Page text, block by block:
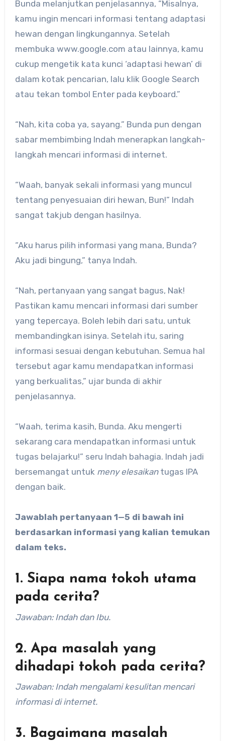
Bunda melanjutkan penjelasannya, “Misalnya,
kamu ingin mencari informasi tentang adaptasi
hewan dengan lingkungannya. Setelah
membuka www.google.com atau lainnya, kamu
cukup mengetik kata kunci ‘adaptasi hewan’ di
dalam kotak pencarian, lalu klik Google Search
atau tekan tombol Enter pada keyboard.”
“Nah, kita coba ya, sayang.” Bunda pun dengan
sabar membimbing Indah menerapkan langkah-
langkah mencari informasi di internet.
“Waah, banyak sekali informasi yang muncul
tentang penyesuaian diri hewan, Bun!” Indah
sangat takjub dengan hasilnya.
“Aku harus pilih informasi yang mana, Bunda?
Aku jadi bingung,” tanya Indah.
“Nah, pertanyaan yang sangat bagus, Nak!
Pastikan kamu mencari informasi dari sumber
yang tepercaya. Boleh lebih dari satu, untuk
membandingkan isinya. Setelah itu, saring
informasi sesuai dengan kebutuhan. Semua hal
tersebut agar kamu mendapatkan informasi
yang berkualitas,” ujar bunda di akhir
penjelasannya.
“Waah, terima kasih, Bunda. Aku mengerti
sekarang cara mendapatkan informasi untuk
tugas belajarku!” seru Indah bahagia. Indah jadi
bersemangat untuk meny elesaikantugas IPA
dengan baik.
Jawablah pertanyaan 1—5 di bawah ini
berdasarkan informasi yang kalian temukan
dalam teks.
1. Siapa nama tokoh utama
pada cerita?
Jawaban: Indah dan Ibu.
2. Apa masalah yang
dihadapi tokoh pada cerita?
Jawaban: Indah mengalami kesulitan mencari
informasi di internet.
3. Bagaimana masalah